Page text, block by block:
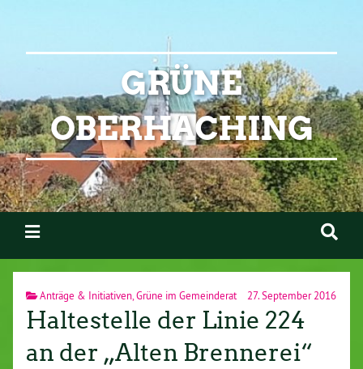
GRÜNE
OBERHACHING
Anträge & Initiativen,Grüne im Gemeinderat 27. September 2016
Haltestelle der Linie 224
an der „Alten Brennerei“